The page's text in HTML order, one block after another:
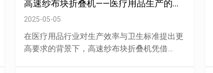
高速纱布块折叠机——医疗用品生产的效率者
2025-05-05
在医疗用品行业对生产效率与卫生标准提出更
高要求的背景下，高速纱布块折叠机凭借